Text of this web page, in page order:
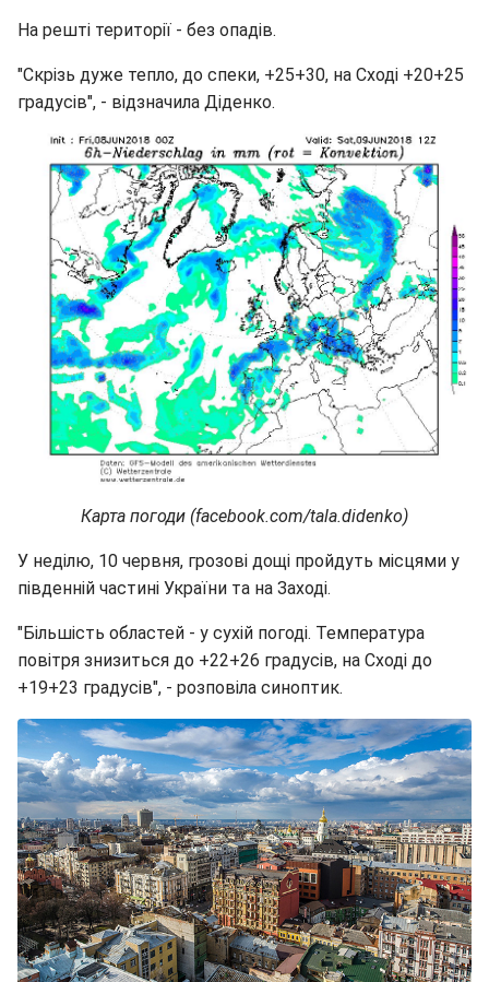
На решті території - без опадів.
"Скрізь дуже тепло, до спеки, +25+30, на Сході +20+25
градусів", - відзначила Діденко.
Карта погоди (facebook.com/tala.didenko)
У неділю, 10 червня, грозові дощі пройдуть місцями у
південній частині України та на Заході.
"Більшість областей - у сухій погоді. Температура
повітря знизиться до +22+26 градусів, на Сході до
+19+23 градусів", - розповіла синоптик.